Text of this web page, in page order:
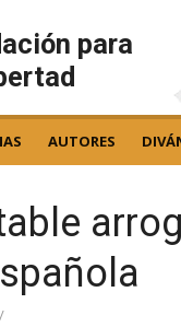
para
AUTORES
/